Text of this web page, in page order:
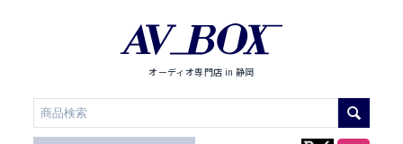
オーディオ専門店 in 静岡